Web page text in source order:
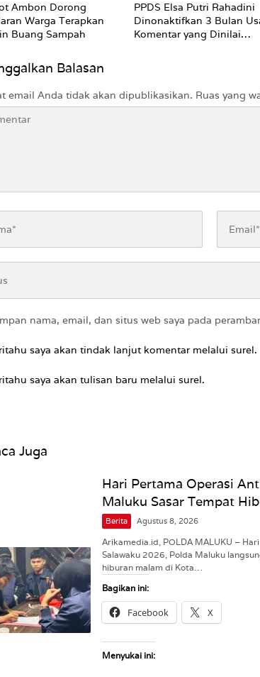
Ambon Dorong
Warga Terapkan
Buang Sampah
PPDS Elsa Putri Rahadini
Dinonaktifkan 3 Bulan
Komentar yang Dinilai
Balasan
email Anda tidak akan dipublikasikan. Ruas yang
nama, email, dan situs web saya pada
saya akan tindak lanjut komentar melalui surel.
saya akan tulisan baru melalui surel.
Juga
Hari Pertama Operasi
Maluku Sasar Tempat
Berita Agustus 8, 2026
Arikamedia.id, POLDA MALUKU –
Salawaku 2026, Polda Maluku
hiburan malam di Kota…
Bagikan ini:
Facebook X
Menyukai ini: